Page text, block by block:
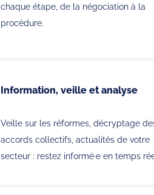
chaque étape, de la négociation à la
procédure.
Information, veille et analyse
Veille sur les réformes, décryptage
accords collectifs, actualités de votre
secteur : restez informé·e en temps